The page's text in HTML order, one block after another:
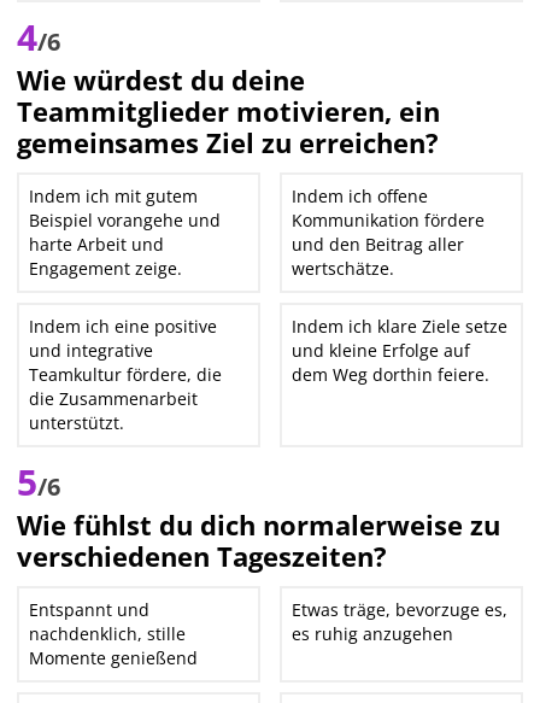
4/6
Wie würdest du deine
Teammitglieder motivieren, ein
gemeinsames Ziel zu erreichen?
Indem ich mit gutem
Beispiel vorangehe und
harte Arbeit und
Engagement zeige.
Indem ich offene
Kommunikation fördere
und den Beitrag aller
wertschätze.
Indem ich eine positive
und integrative
Teamkultur fördere, die
die Zusammenarbeit
unterstützt.
Indem ich klare Ziele setze
und kleine Erfolge auf
dem Weg dorthin feiere.
5/6
Wie fühlst du dich normalerweise zu
verschiedenen Tageszeiten?
Entspannt und
nachdenklich, stille
Momente genießend
Etwas träge, bevorzuge es,
es ruhig anzugehen